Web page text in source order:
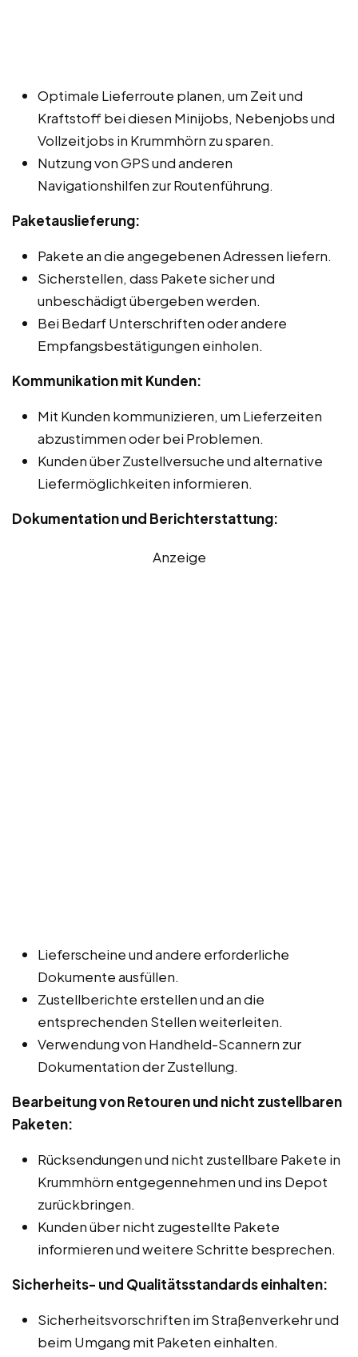
Optimale Lieferroute planen, um Zeit und
Kraftstoff bei diesen Minijobs, Nebenjobs und
Vollzeitjobs in Krummhörn zu sparen.
Nutzung von GPS und anderen
Navigationshilfen zur Routenführung.
Paketauslieferung:
Pakete an die angegebenen Adressen liefern.
Sicherstellen, dass Pakete sicher und
unbeschädigt übergeben werden.
Bei Bedarf Unterschriften oder andere
Empfangsbestätigungen einholen.
Kommunikation mit Kunden:
Mit Kunden kommunizieren, um Lieferzeiten
abzustimmen oder bei Problemen.
Kunden über Zustellversuche und alternative
Liefermöglichkeiten informieren.
Dokumentation und Berichterstattung:
Anzeige
Lieferscheine und andere erforderliche
Dokumente ausfüllen.
Zustellberichte erstellen und an die
entsprechenden Stellen weiterleiten.
Verwendung von Handheld-Scannern zur
Dokumentation der Zustellung.
Bearbeitung von Retouren und nicht zustellbaren
Paketen:
Rücksendungen und nicht zustellbare Pakete in
Krummhörn entgegennehmen und ins Depot
zurückbringen.
Kunden über nicht zugestellte Pakete
informieren und weitere Schritte besprechen.
Sicherheits- und Qualitätsstandards einhalten:
Sicherheitsvorschriften im Straßenverkehr und
beim Umgang mit Paketen einhalten.